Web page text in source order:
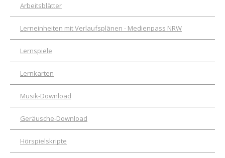
Arbeitsblätter
Lerneinheiten mit Verlaufsplänen - Medienpass NRW
Lernspiele
Lernkarten
Musik-Download
Geräusche-Download
Hörspielskripte